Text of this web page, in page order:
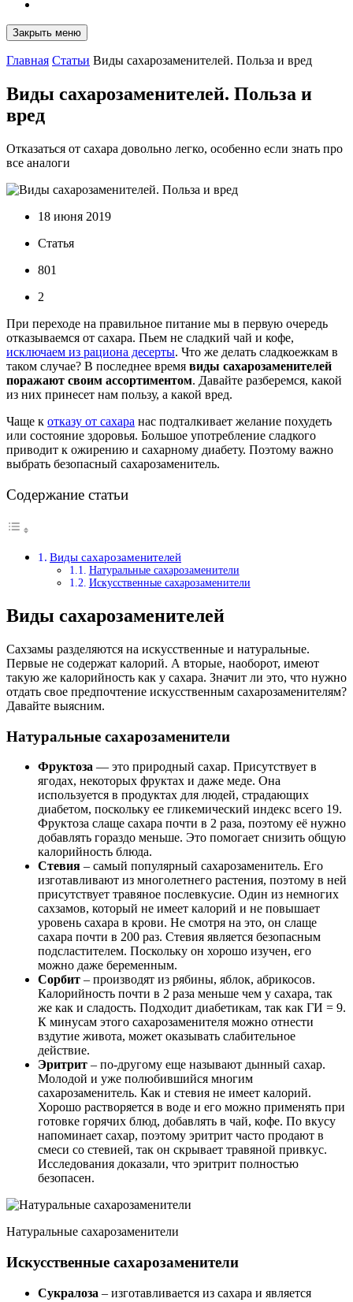
Закрыть меню
Главная Статьи Виды сахарозаменителей. Польза и вред
Виды сахарозаменителей. Польза и
вред
Отказаться от сахара довольно легко, особенно если знать про
все аналоги
18 июня 2019
Статья
801
2
При переходе на правильное питание мы в первую очередь
отказываемся от сахара. Пьем не сладкий чай и кофе,
исключаем из рациона десерты. Что же делать сладкоежкам в
таком случае? В последнее время виды сахарозаменителей
поражают своим ассортиментом. Давайте разберемся, какой
из них принесет нам пользу, а какой вред.
Чаще к отказу от сахара нас подталкивает желание похудеть
или состояние здоровья. Большое употребление сладкого
приводит к ожирению и сахарному диабету. Поэтому важно
выбрать безопасный сахарозаменитель.
Содержание статьи
Виды сахарозаменителей
Натуральные сахарозаменители
Искусственные сахарозаменители
Виды сахарозаменителей
Сахзамы разделяются на искусственные и натуральные.
Первые не содержат калорий. А вторые, наоборот, имеют
такую же калорийность как у сахара. Значит ли это, что нужно
отдать свое предпочтение искусственным сахарозаменителям?
Давайте выясним.
Натуральные сахарозаменители
Фруктоза — это природный сахар. Присутствует в
ягодах, некоторых фруктах и даже меде. Она
используется в продуктах для людей, страдающих
диабетом, поскольку ее гликемический индекс всего 19.
Фруктоза слаще сахара почти в 2 раза, поэтому её нужно
добавлять гораздо меньше. Это помогает снизить общую
калорийность блюда.
Стевия – самый популярный сахарозаменитель. Его
изготавливают из многолетнего растения, поэтому в ней
присутствует травяное послевкусие. Один из немногих
сахзамов, который не имеет калорий и не повышает
уровень сахара в крови. Не смотря на это, он слаще
сахара почти в 200 раз. Стевия является безопасным
подсластителем. Поскольку он хорошо изучен, его
можно даже беременным.
Сорбит – производят из рябины, яблок, абрикосов.
Калорийность почти в 2 раза меньше чем у сахара, так
же как и сладость. Подходит диабетикам, так как ГИ = 9.
К минусам этого сахарозаменителя можно отнести
вздутие живота, может оказывать слабительное
действие.
Эритрит – по-другому еще называют дынный сахар.
Молодой и уже полюбившийся многим
сахарозаменитель. Как и стевия не имеет калорий.
Хорошо растворяется в воде и его можно применять при
готовке горячих блюд, добавлять в чай, кофе. По вкусу
напоминает сахар, поэтому эритрит часто продают в
смеси со стевией, так он скрывает травяной привкус.
Исследования доказали, что эритрит полностью
безопасен.
Натуральные сахарозаменители
Искусственные сахарозаменители
Сукралоза – изготавливается из сахара и является